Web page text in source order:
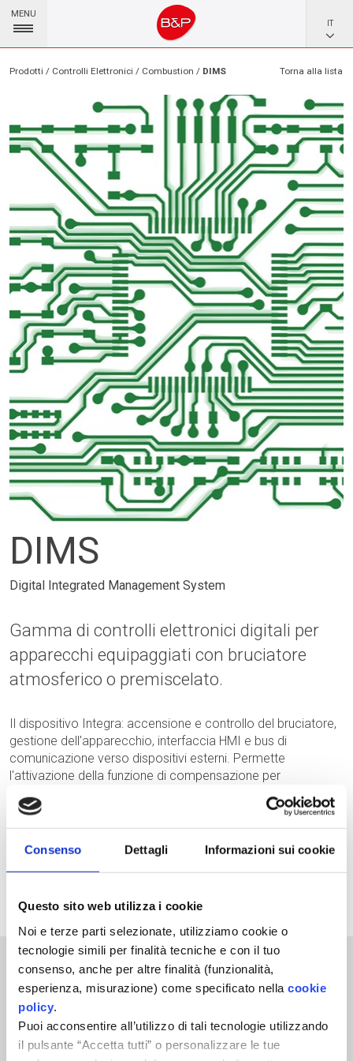
Consenso Dettagli Informazioni sui cookie
Questo sito web utilizza i cookie
Noi e terze parti selezionate, utilizziamo cookie o
tecnologie simili per finalità tecniche e con il tuo
consenso, anche per altre finalità (funzionalità,
esperienza, misurazione) come specificato nella cookie
policy
Puoi acconsentire all’utilizzo di tali tecnologie utilizzando
il pulsante “Accetta tutti” o personalizzare le tue
MENU
IT
EN
Prodotti / Controlli Elettronici / Combustion / DIMS Torna alla lista
DIMS
Digital Integrated Management System
Gamma di controlli elettronici digitali per
apparecchi equipaggiati con bruciatore
atmosferico o premiscelato.
Il dispositivo Integra: accensione e controllo del bruciatore,
gestione dell'apparecchio, interfaccia HMI e bus di
comunicazione verso dispositivi esterni. Permette
l'attivazione della funzione di compensazione per
l'ottimizzazione della temperatura del circuito primario con
sonda esterna (OTC), ed implementa algoritmi sofisticati per
gestire il calore in maniera intelligente tramite i vari sensori
collegabili. Esistono alcune versioni con interfaccia di
esigenze.
Caratteristiche